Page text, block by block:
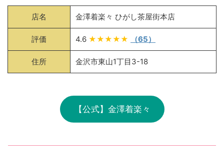
店名 金澤着楽々 ひがし茶屋街本店
評価 4.6 ★★★★★ （65）
住所 金沢市東山1丁目3-18
【公式】金澤着楽々